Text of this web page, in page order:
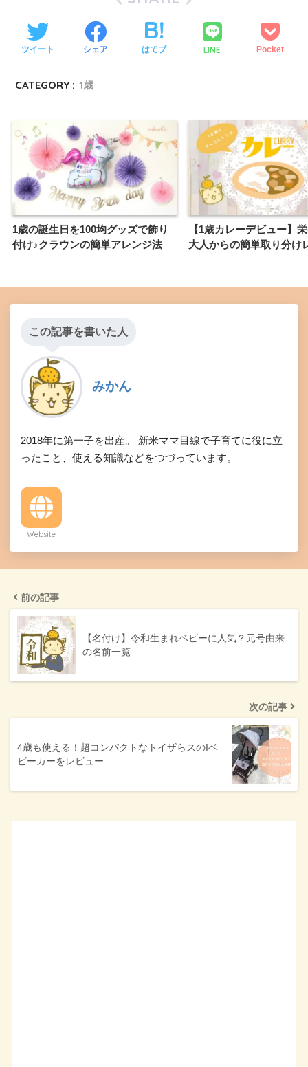
ツイート シェア はてブ LINE Pocket
CATEGORY : 1歳
1歳の誕生日を100均グッズで飾り
付け♪クラウンの簡単アレンジ法
【1歳カレーデビュー】
大人からの簡単取り分け
この記事を書いた人
みかん
2018年に第一子を出産。 新米ママ目線で子育てに役に立
ったこと、使える知識などをつづっています。
Website
前の記事
【名付け】令和生まれベビーに人気？元号由来
の名前一覧
次の記事
4歳も使える！超コンパクトなトイザらスのIベ
ビーカーをレビュー